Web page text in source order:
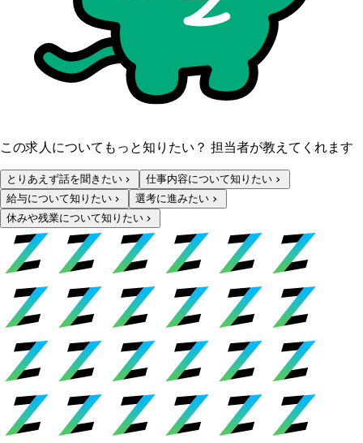
この求人についてもっと知りたい？ 担当者が教えてくれます
とりあえず話を聞きたい
仕事内容について知りたい
給与について知りたい
選考に進みたい
休みや残業について知りたい